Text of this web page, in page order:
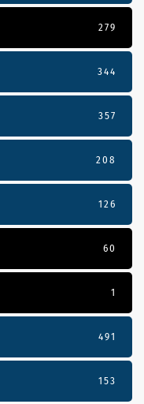
279
344
357
208
126
60
1
491
153